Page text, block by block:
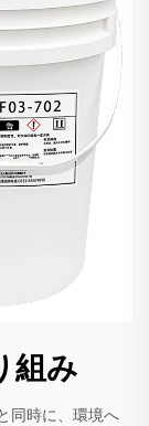
組み
同時に、環境へ